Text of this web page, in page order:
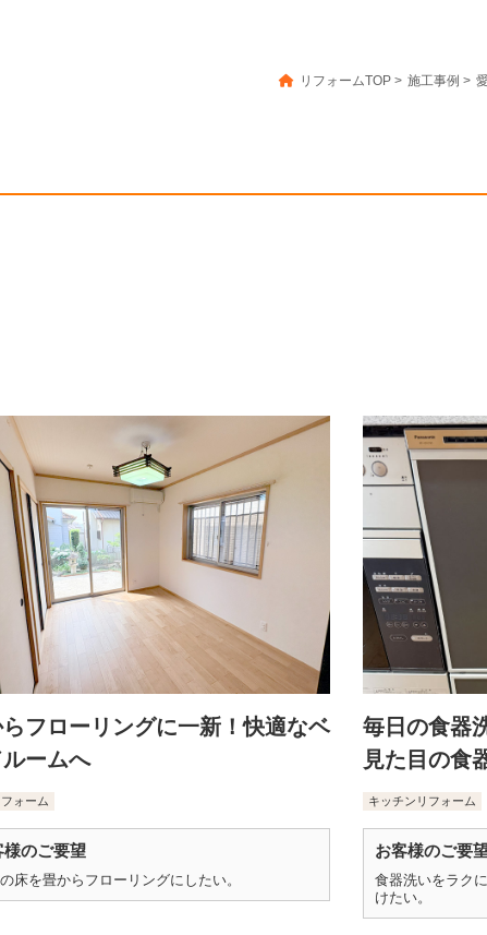
リフォームTOP > 施工事例 >
フローリングに一新！快適なベ
ルームへ
ォーム
様のご要望
床を畳からフローリングにしたい。
毎日の食器
見た目の食
キッチンリフォーム
お客様のご要
食器洗いをラク
けたい。